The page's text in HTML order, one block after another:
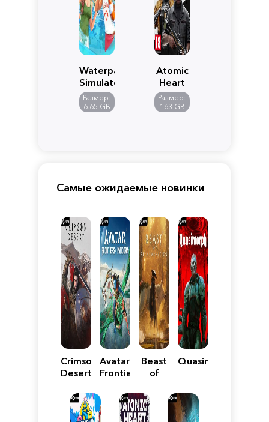
Waterpark
Simulator
Размер:
6.65 GB
Atomic
Heart
Размер:
163 GB
Самые ожидаемые новинки
Crimson
Desert
Avatar:
Frontiers
Pandora
Beast
of
Quasimorph